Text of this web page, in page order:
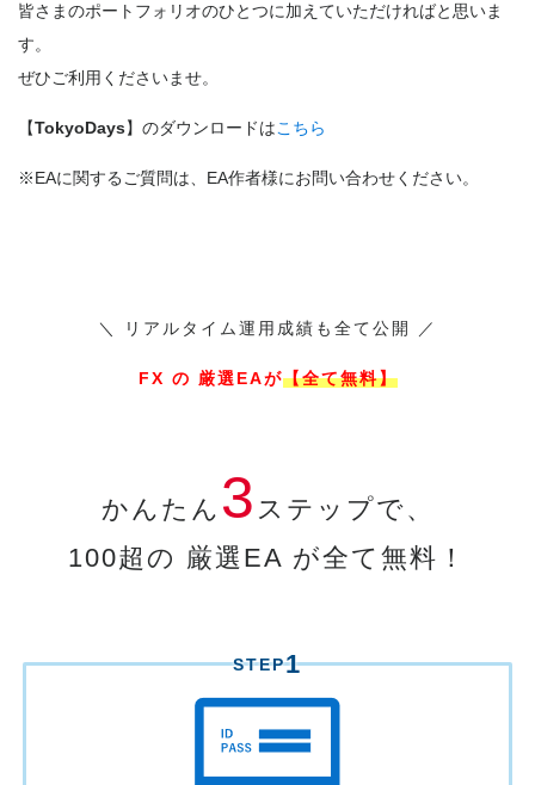
皆さまのポートフォリオのひとつに加えていただければと思いま
す。
ぜひご利用くださいませ。
【TokyoDays】のダウンロードはこちら
※EAに関するご質問は、EA作者様にお問い合わせください。
＼ リアルタイム運用成績も全て公開 ／
FX の 厳選EAが【全て無料】
かんたん 3 ステップで、
100超の 厳選EA が全て無料！
STEP1